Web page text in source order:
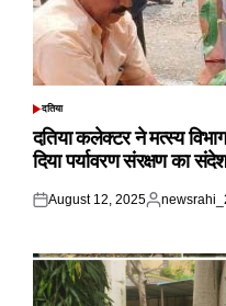
POSTED
दतिया
दतिया कलेक्टर ने मत्स्य विभाग
दिया पर्यावरण संरक्षण का
Posted
August 12, 2025
Posted